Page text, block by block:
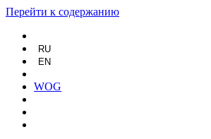
Перейти к содержанию
RU
EN
WOG